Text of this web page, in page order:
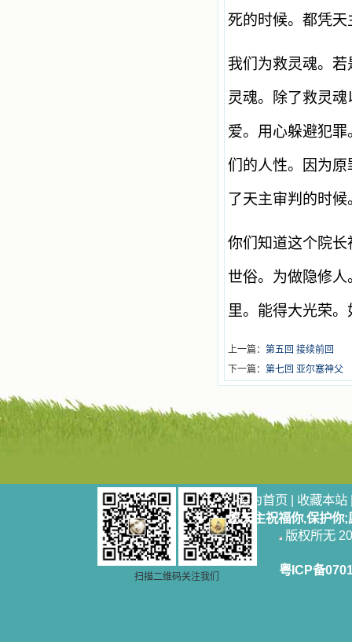
死的时候。都凭
我们为救灵魂。
灵魂。除了救灵
爱。用心躲避犯
们的人性。因为
了天主审判的时
你们知道这个院
世俗。为做隐修
里。能得大光荣
上一篇： 第五回 接续前回
下一篇： 第七回 亚尔塞神父
扫描二维码关注我们
设为首页 | 收藏本站
愿天主祝福你,保护你
版权所无
粤ICP备